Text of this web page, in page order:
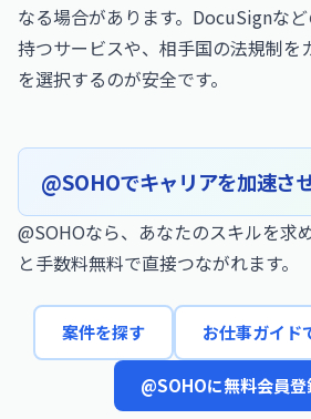
なる場合があります。DocuSignな
持つサービスや、相手国の法規制を
を選択するのが安全です。
@SOHOでキャリアを加速さ
@SOHOなら、あなたのスキルを求
と手数料無料で直接つながれます。
案件を探す お仕事ガイド
@SOHOに無料会員登